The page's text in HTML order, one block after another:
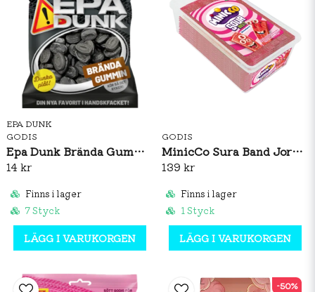
EPA DUNK
GODIS
Epa Dunk Brända Gummin 80g
14 kr
Finns i lager
7 Styck
LÄGG I VARUKORGEN
GODIS
MinicCo Sura Band Jordgubb 1,5kg
139 kr
Finns i lager
1 Styck
LÄGG I VARUKORGEN
-50%